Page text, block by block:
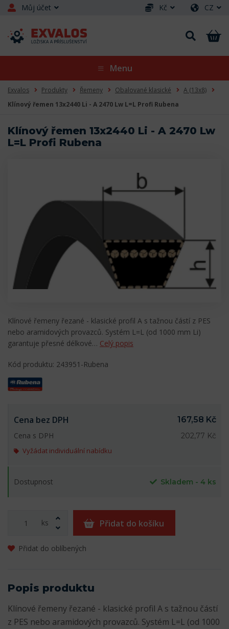
Můj účet Kč CZ
Menu
Exvalos Produkty Řemeny Obalované klasické
A (13x8)
Klínový řemen 13x2440 Li - A 2470 Lw L=L Profi Rubena
Klínový řemen 13x2440 Li - A 2470 Lw
L=L Profi Rubena
Klínové řemeny řezané - klasické profil A s tažnou částí z PES
nebo aramidových provazců. Systém L=L (od 1000 mm Li)
garantuje přesné délkové… Celý popis
Kód produktu: 243951-Rubena
Cena bez DPH
167,58 Kč
Cena s DPH
202,77 Kč
Vyžádat individuální nabídku
Dostupnost Skladem - 4 ks
ks Přidat do košíku
Přidat do oblíbených
Popis produktu
Klínové řemeny řezané - klasické profil A s tažnou částí
z PES nebo aramidových provazců. Systém L=L (od 1000